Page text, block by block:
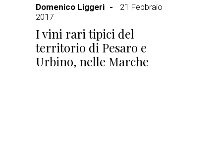
Domenico Liggeri
21 Febbraio
2017
I vini rari tipici del
territorio di Pesaro e
Urbino, nelle Marche